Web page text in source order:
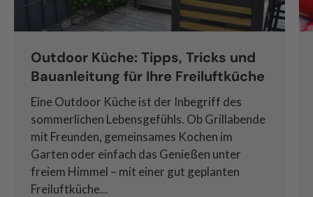
Outdoor Küche: Tipps, Tricks und
Bauanleitung für Ihre Freiluftküche
Eine Outdoor Küche ist der Inbegriff des
sommerlichen Lebensgefühls. Ob Grillabende
mit Freunden, gemeinsames Kochen im
Garten oder einfach das Genießen unter
freiem Himmel – mit einer gut geplanten
Freiluftküche...